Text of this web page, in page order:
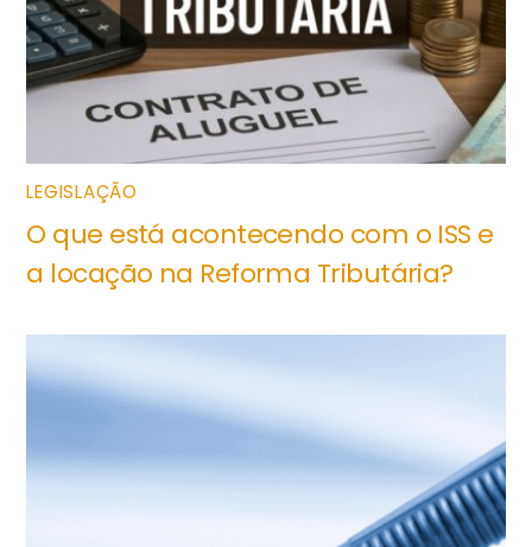
LEGISLAÇÃO
O que está acontecendo com o ISS e
a locação na Reforma Tributária?